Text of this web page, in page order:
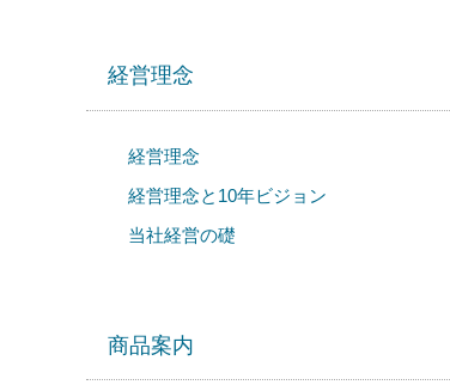
経営理念
経営理念
経営理念と10年ビジョン
当社経営の礎
商品案内